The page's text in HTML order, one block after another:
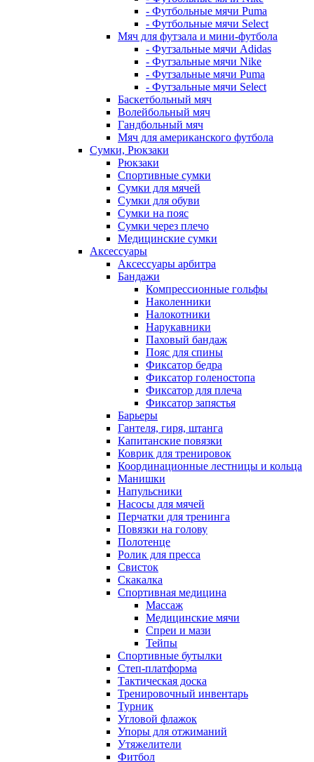
- Футбольные мячи Puma
- Футбольные мячи Select
Мяч для футзала и мини-футбола
- Футзальные мячи Adidas
- Футзальные мячи Nike
- Футзальные мячи Puma
- Футзальные мячи Select
Баскетбольный мяч
Волейбольный мяч
Гандбольный мяч
Мяч для американского футбола
Сумки, Рюкзаки
Рюкзаки
Спортивные сумки
Сумки для мячей
Сумки для обуви
Сумки на пояс
Сумки через плечо
Медицинские сумки
Аксессуары
Аксессуары арбитра
Бандажи
Компрессионные гольфы
Наколенники
Налокотники
Нарукавники
Паховый бандаж
Пояс для спины
Фиксатор бедра
Фиксатор голеностопа
Фиксатор для плеча
Фиксатор запястья
Барьеры
Гантеля, гиря, штанга
Капитанские повязки
Коврик для тренировок
Координационные лестницы и кольца
Манишки
Напульсники
Насосы для мячей
Перчатки для тренинга
Повязки на голову
Полотенце
Ролик для пресса
Свисток
Скакалка
Спортивная медицина
Массаж
Медицинские мячи
Спреи и мази
Тейпы
Спортивные бутылки
Степ-платформа
Тактическая доска
Тренировочный инвентарь
Турник
Угловой флажок
Упоры для отжиманий
Утяжелители
Фитбол